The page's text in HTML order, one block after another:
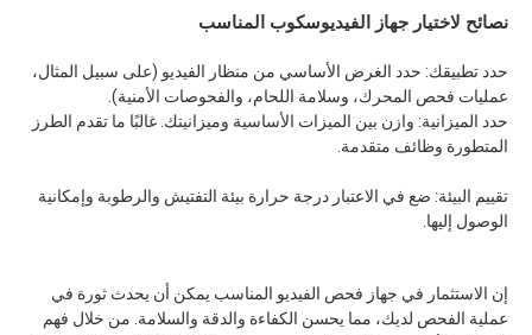
نصائح لاختيار جهاز الفيديوسكوب المناسب
حدد تطبيقك: حدد الغرض الأساسي من منظار الفيديو (على سبيل المثال،
عمليات فحص المحرك، وسلامة اللحام، والفحوصات الأمنية).
حدد الميزانية: وازن بين الميزات الأساسية وميزانيتك. غالبًا ما تقدم الطرز
المتطورة وظائف متقدمة.
تقييم البيئة: ضع في الاعتبار درجة حرارة بيئة التفتيش والرطوبة وإمكانية
الوصول إليها.
إن الاستثمار في جهاز فحص الفيديو المناسب يمكن أن يحدث ثورة في
عملية الفحص لديك، مما يحسن الكفاءة والدقة والسلامة. من خلال فهم